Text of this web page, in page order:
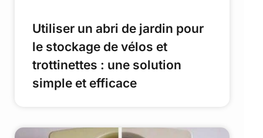
Utiliser un abri de jardin pour
le stockage de vélos et
trottinettes : une solution
simple et efficace